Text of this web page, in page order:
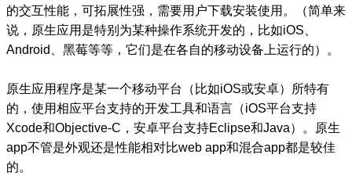
的交互性能，可拓展性强，需要用户下载安装使用。（简单来
说，原生应用是特别为某种操作系统开发的，比如iOS、
Android、黑莓等等，它们是在各自的移动设备上运行的）。
原生应用程序是某一个移动平台（比如iOS或安卓）所特有
的，使用相应平台支持的开发工具和语言（iOS平台支持
Xcode和Objective-C，安卓平台支持Eclipse和Java）。原生
app不管是外观还是性能相对比web app和混合app都是较佳
的。